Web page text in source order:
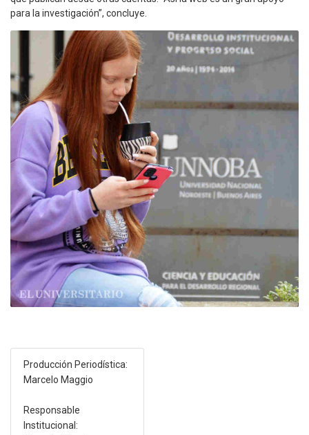
para la investigación”, concluye.
Producción Periodística:
Marcelo Maggio
Responsable
Institucional: